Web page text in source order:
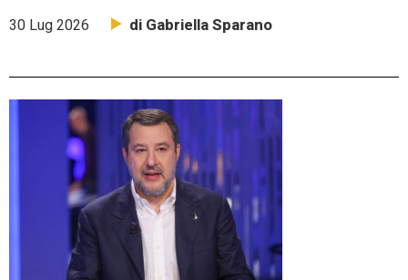
30 Lug 2026 di Gabriella Sparano